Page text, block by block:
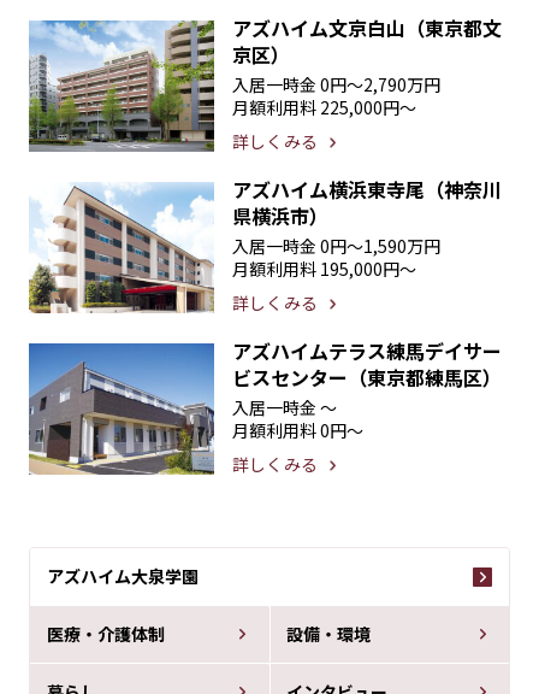
アズハイム大泉学園
医療・介護体制 設備・環境
アズハイム文京白山（東京都文
京区）
入居一時金 0円〜2,790万円
月額利用料 225,000円〜
詳しくみる
アズハイム横浜東寺尾（神奈川
県横浜市）
入居一時金 0円〜1,590万円
月額利用料 195,000円〜
詳しくみる
アズハイムテラス練馬デイサー
ビスセンター（東京都練馬区）
入居一時金 〜
月額利用料0円〜
詳しくみる